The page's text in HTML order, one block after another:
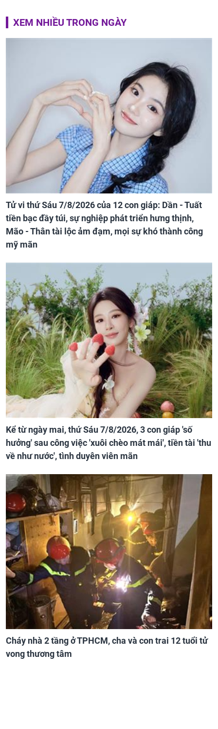
XEM NHIỀU TRONG NGÀY
Tử vi thứ Sáu 7/8/2026 của 12 con giáp: Dần - Tuất
tiền bạc đầy túi, sự nghiệp phát triển hưng thịnh,
Mão - Thân tài lộc ảm đạm, mọi sự khó thành công
mỹ mãn
Kể từ ngày mai, thứ Sáu 7/8/2026, 3 con giáp 'số
hưởng' sau công việc 'xuôi chèo mát mái', tiền tài 'thu
về như nước', tình duyên viên mãn
Cháy nhà 2 tầng ở TPHCM, cha và con trai 12 tuổi tử
vong thương tâm